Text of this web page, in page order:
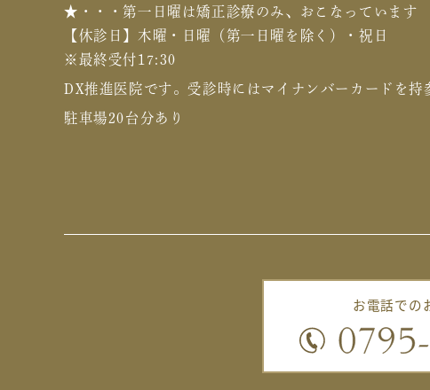
★・・・第一日曜は矯正診療のみ、おこなっています
【休診日】木曜・日曜（第一日曜を除く）・祝日
※最終受付17:30
DX推進医院です。受診時にはマイナンバーカードを持
駐車場20台分あり
お電話での